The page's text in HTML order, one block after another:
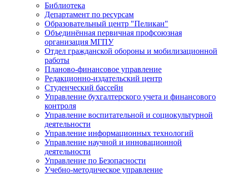
Библиотека
Департамент по ресурсам
Образовательный центр "Пеликан"
Объединённая первичная профсоюзная
организация МГПУ
Отдел гражданской обороны и мобилизационной
работы
Планово-финансовое управление
Редакционно-издательский центр
Студенческий бассейн
Управление бухгалтерского учета и финансового
контроля
Управление воспитательной и социокультурной
деятельности
Управление информационных технологий
Управление научной и инновационной
деятельности
Управление по Безопасности
Учебно-методическое управление